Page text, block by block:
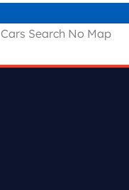
Cars Search No Map